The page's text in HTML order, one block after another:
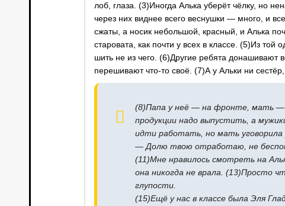
лоб, глаза. (3)Иногда Алька уберёт чёлку, но
через них виднее всего веснушки — много, и
сжаты, а носик небольшой, красный, и Алька
старовата, как почти у всех в классе. (5)Из
шить не из чего. (6)Другие ребята донашивают
перешивают что-то своё. (7)А у Альки ни
(8)Папа у неё — на фронте, мать —
продукции надо выпустить, а
идти работать, но мать уговорила
— Долю твою отработаю, не
(11)Мне нравилось смотреть на
она никогда не врала. (13)Просто
глупости.
(15)Ещё у нас в классе была Эля